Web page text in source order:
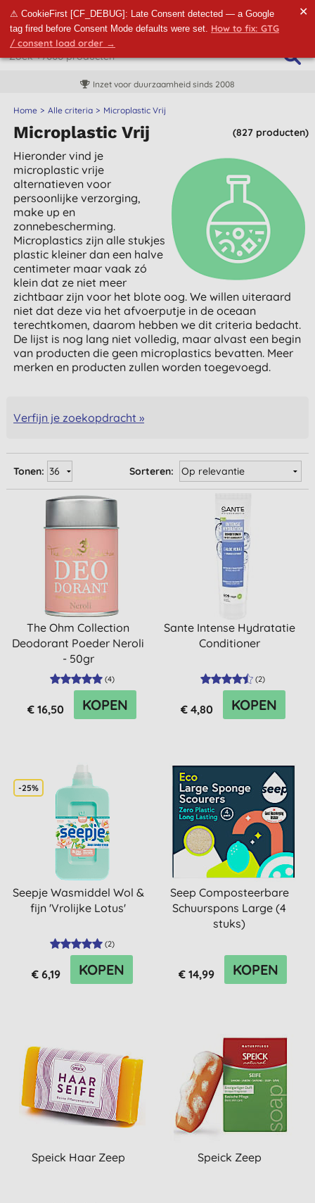
⚠ CookieFirst [CF_DEBUG]: Late Consent detected — a Google
tag fired before Consent Mode defaults were set. How to fix: GTG
/ consent load order →
✕
Inzet voor duurzaamheid sinds 2008
Home Alle criteria Microplastic Vrij
(827 producten)
Microplastic Vrij
Hieronder vind je
microplastic vrije
alternatieven voor
persoonlijke verzorging,
make up en
zonnebescherming.
Microplastics zijn alle stukjes
plastic kleiner dan een halve
centimeter maar vaak zó
klein dat ze niet meer
zichtbaar zijn voor het blote oog. We willen uiteraard
niet dat deze via het afvoerputje in de oceaan
terechtkomen, daarom hebben we dit criteria bedacht.
De lijst is nog lang niet volledig, maar alvast een begin
van producten die geen microplastics bevatten. Meer
merken en producten zullen worden toegevoegd.
Verfijn je zoekopdracht »
Sorteren:
Tonen:
The Ohm Collection
Deodorant Poeder Neroli
- 50gr
(4)
€ 16,50 KOPEN
Sante Intense Hydratatie
Conditioner
(2)
€ 4,80 KOPEN
-25%
Seepje Wasmiddel Wol &
fijn 'Vrolijke Lotus'
(2)
€ 6,19 KOPEN
Seep Composteerbare
Schuurspons Large (4
stuks)
€ 14,99 KOPEN
Speick Haar Zeep Speick Zeep